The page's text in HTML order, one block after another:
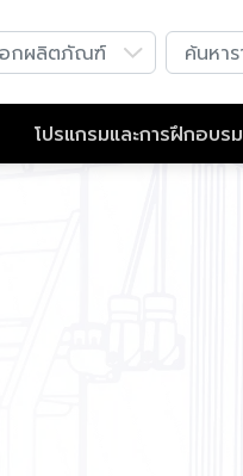
โปรแกรมและการฝึกอบรม